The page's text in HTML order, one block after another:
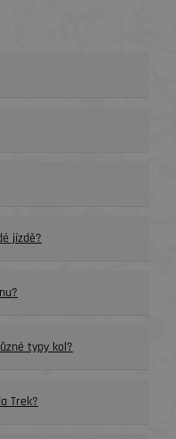
jízdě?
typy kol?
Trek?